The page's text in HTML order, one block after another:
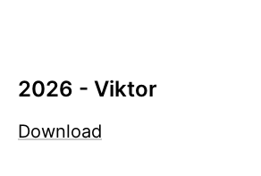
2026 - Viktor
Download